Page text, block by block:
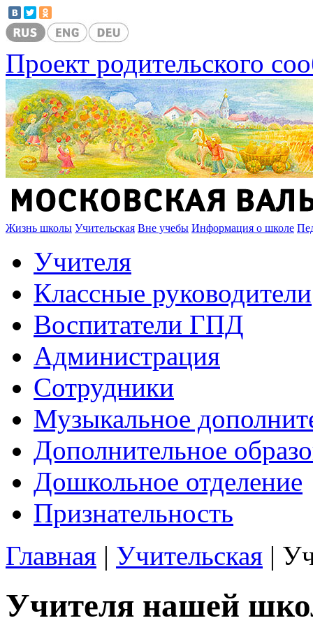
Проект родительского
Жизнь школы Учительская Вне учебы Информация о школе
Учителя
Классные руководители
Воспитатели ГПД
Администрация
Сотрудники
Музыкальное
Дополнительное
Дошкольное отделение
Признательность
Главная | Учительская |
Учителя нашей